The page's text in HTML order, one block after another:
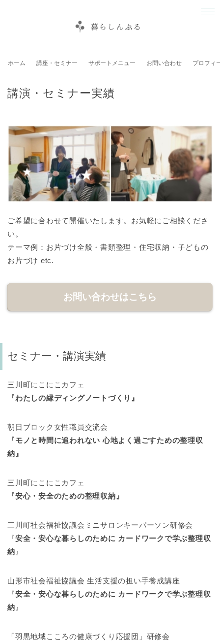
ホーム 講座・セミナー サポートメニュー お問い合わせ プロフィ
講演・セミナー実績
ご希望に合わせて開催いたします。お気軽にご相談くださ
い。
テーマ例：お片づけ全般・書類整理・住宅収納・子どもの
お片づけ etc.
お問い合わせはこちら
セミナー・講演実績
三川町にこにこカフェ
『わたしの縁ディングノートづくり』
朝日ブロック女性職員交流会
『モノと時間に追われない 心地よく過ごすための整理収
納』
三川町にこにこカフェ
『安心・安全のための整理収納』
三川町社会福祉協議会ミニサロンキーパーソン研修会
『安全・安心な暮らしのために カードワークで学ぶ整理収
納 』
山形市社会福祉協議会 生活支援の担い手養成講座
『安全・安心な暮らしのために カードワークで学ぶ整理収
納 』
「羽黒地域こころの健康づくり応援団」研修会